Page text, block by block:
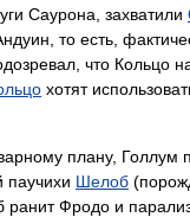
Саурона, захватили
то есть,
что Кольцо
хотят
плану, Голлум
паучихи Шелоб
Фродо и